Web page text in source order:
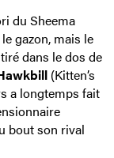
du Sheema
gazon, mais le
dans le dos de
(Kitten’s
a longtemps fait
bout son rival